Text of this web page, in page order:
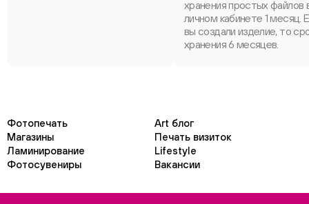
хранения простых файлов
личном кабинете 1 месяц.
вы создали изделие, то
хранения 6 месяцев.
Фотопечать
Art блог
Магазины
Печать визиток
Ламинирование
Lifestyle
Фотосувениры
Вакансии